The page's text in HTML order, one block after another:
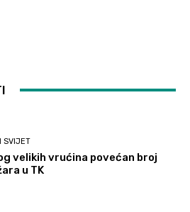
SVIJET
velikih vrućina povećan broj
u TK